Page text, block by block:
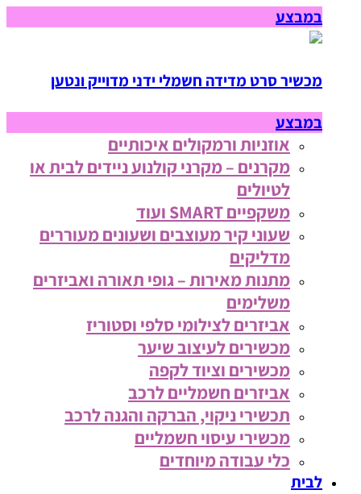
במבצע
מכשיר סרט מדידה חשמלי ידני מדוייק ונטען
במבצע
אוזניות ורמקולים איכותיים
מקרנים – מקרני קולנוע ניידים לבית או
לטיולים
משקפיים SMART ועוד
שעוני קיר מעוצבים ושעונים מעוררים
מדליקים
מתנות מאירות – גופי תאורה ואביזרים
משלימים
אביזרים לצילומי סלפי וסטוריז
מכשירים לעיצוב שיער
מכשירים וציוד לקפה
אביזרים חשמליים לרכב
תכשירי ניקוי, הברקה והגנה לרכב
מכשירי עיסוי חשמליים
כלי עבודה מיוחדים
לבית